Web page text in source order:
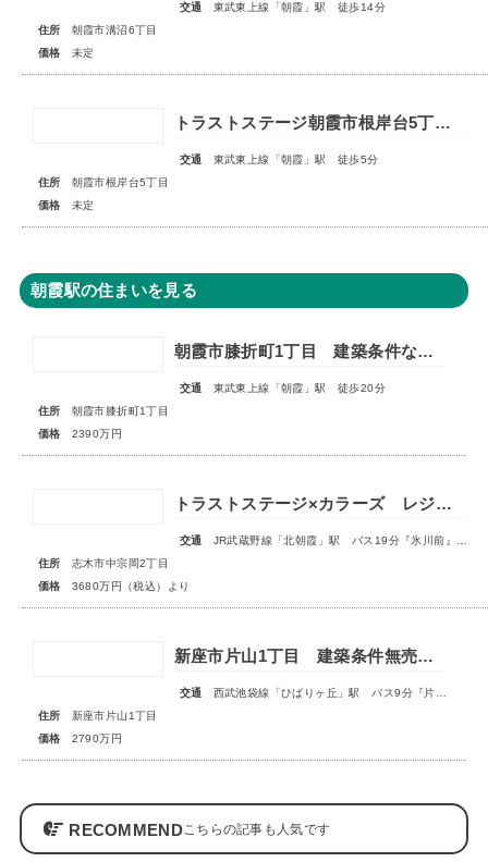
交通
東武東上線「朝霞」駅 徒歩14分
住所
朝霞市溝沼6丁目
価格
未定
トラストステージ朝霞市根岸台5丁目43期 全6区画◇販売予告◇
交通
東武東上線「朝霞」駅 徒歩5分
住所
朝霞市根岸台5丁目
価格
未定
朝霞駅の住まいを見る
朝霞市膝折町1丁目 建築条件なし売地 全1区画
交通
東武東上線「朝霞」駅 徒歩20分
住所
朝霞市膝折町1丁目
価格
2390万円
トラストステージ×カラーズ レジデンス志木市中宗岡2丁目14期 全3棟◆販売開始◆
交通
JR武蔵野線「北朝霞」駅 バス19分『氷川前』停歩4分
住所
志木市中宗岡2丁目
価格
3680万円（税込）より
新座市片山1丁目 建築条件無売地 全1区画
交通
西武池袋線「ひばりヶ丘」駅 バス9分『片山小学校』停歩3分
住所
新座市片山1丁目
価格
2790万円
RECOMMEND